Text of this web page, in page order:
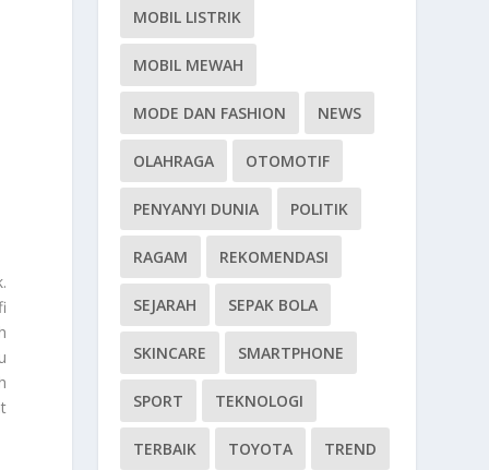
MOBIL LISTRIK
MOBIL MEWAH
MODE DAN FASHION NEWS
OLAHRAGA OTOMOTIF
PENYANYI DUNIA POLITIK
RAGAM REKOMENDASI
SEJARAH SEPAK BOLA
SKINCARE SMARTPHONE
SPORT TEKNOLOGI
TERBAIK TOYOTA TREND